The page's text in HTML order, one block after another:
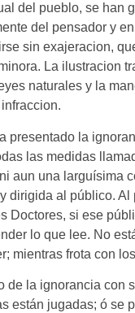
del pueblo, se han
del pensador y
sin exajeracion,
La ilustracion
naturales y la
presentado la
las medidas
aun una larguísima
dirigida al público. Al
Doctores, si ese
lo que lee. No
mientras frota con
de la ignorancia con
están jugadas; ó se